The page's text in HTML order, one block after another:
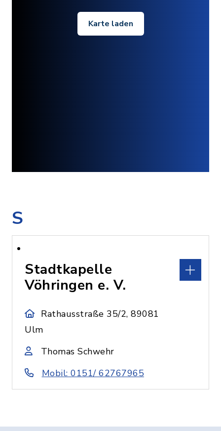
Karte laden
S
Stadtkapelle
Vöhringen e. V.
Rathausstraße 35/2, 89081
Ulm
Thomas Schwehr
Mobil: 0151/ 62767965